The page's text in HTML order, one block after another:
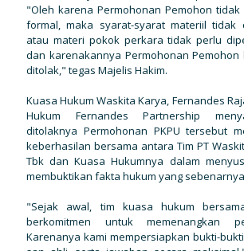
"Oleh karena Permohonan Pemohon
formal, maka syarat-syarat materiil tidak
atau materi pokok perkara tidak perlu
dan karenakannya Permohonan
ditolak," tegas Majelis Hakim.
Kuasa Hukum Waskita Karya, Fernandes
Hukum Fernandes Partnership
ditolaknya Permohonan PKPU tersebut
keberhasilan bersama antara Tim PT
Tbk dan Kuasa Hukumnya dalam
membuktikan fakta hukum yang
"Sejak awal, tim kuasa hukum
berkomitmen untuk memenangkan
Karenanya kami mempersiapkan bukti-